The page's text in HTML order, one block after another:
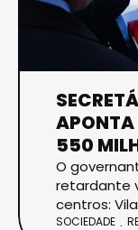
APONTA
550
O
retardante
centros:
SOCIEDADE